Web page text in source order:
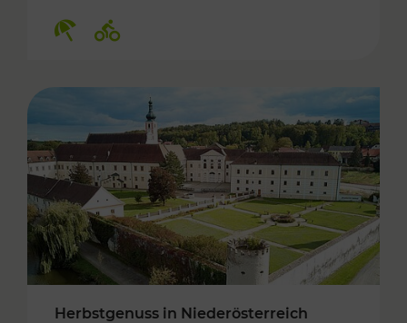
Herbstgenuss in Niederösterreich